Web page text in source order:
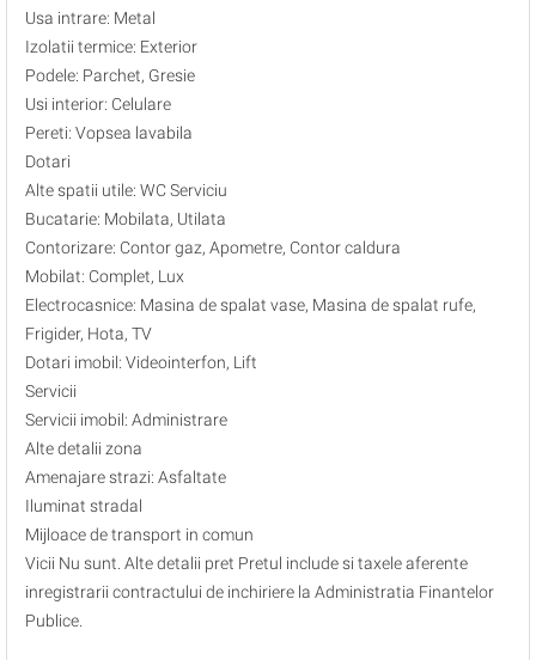
Usa intrare: Metal
Izolatii termice: Exterior
Podele: Parchet, Gresie
Usi interior: Celulare
Pereti: Vopsea lavabila
Dotari
Alte spatii utile: WC Serviciu
Bucatarie: Mobilata, Utilata
Contorizare: Contor gaz, Apometre, Contor caldura
Mobilat: Complet, Lux
Electrocasnice: Masina de spalat vase, Masina de spalat rufe,
Frigider, Hota, TV
Dotari imobil: Videointerfon, Lift
Servicii
Servicii imobil: Administrare
Alte detalii zona
Amenajare strazi: Asfaltate
Iluminat stradal
Mijloace de transport in comun
Vicii Nu sunt. Alte detalii pret Pretul include si taxele aferente
inregistrarii contractului de inchiriere la Administratia Finantelor
Publice.